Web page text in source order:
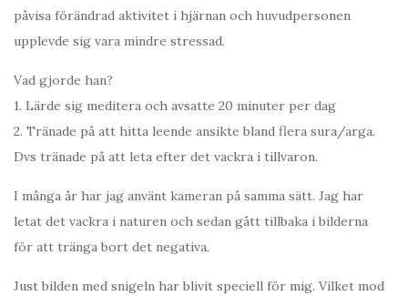
påvisa förändrad aktivitet i hjärnan och huvudpersonen
upplevde sig vara mindre stressad.
Vad gjorde han?
1. Lärde sig meditera och avsatte 20 minuter per dag
2. Tränade på att hitta leende ansikte bland flera sura/arga.
Dvs tränade på att leta efter det vackra i tillvaron.
I många år har jag använt kameran på samma sätt. Jag har
letat det vackra i naturen och sedan gått tillbaka i bilderna
för att tränga bort det negativa.
Just bilden med snigeln har blivit speciell för mig. Vilket mod